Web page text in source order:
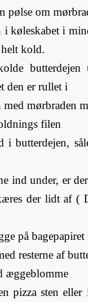
pølse om
køleskabet i
kold.
den er rullet i
mørbraden
filen
i butterdejen,
ind under, er
der lidt af (
på bagepapiret
resterne af
æggeblomme
pizza sten eller